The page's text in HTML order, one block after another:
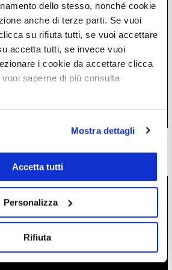
dello stesso, nonché cookie
anche di terze parti. Se vuoi
su rifiuta tutti, se vuoi accettare
accetta tutti, se invece vuoi
i cookie da accettare clicca
saperne di più consulta
Mostra dettagli
Accetta tutti
Personalizza
Rifiuta
della finanza tradizionale